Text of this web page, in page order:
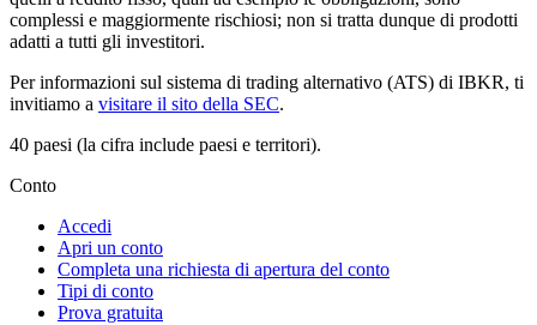
complessi e maggiormente rischiosi; non si tratta dunque di prodotti
adatti a tutti gli investitori.
Per informazioni sul sistema di trading alternativo (ATS) di IBKR, ti
invitiamo a visitare il sito della SEC.
40 paesi (la cifra include paesi e territori).
Conto
Accedi
Apri un conto
Completa una richiesta di apertura del conto
Tipi di conto
Prova gratuita